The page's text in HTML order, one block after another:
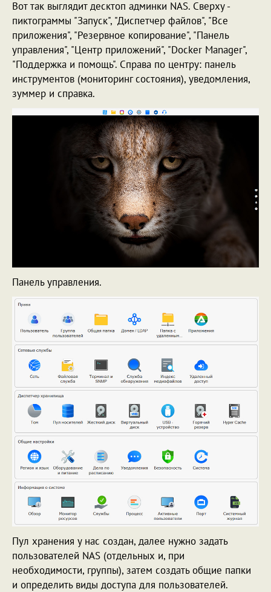
Вот так выглядит десктоп админки NAS. Сверху -
пиктограммы "Запуск", "Диспетчер файлов", "Все
приложения", "Резервное копирование", "Панель
управления", "Центр приложений", "Docker Manager",
"Поддержка и помощь". Справа по центру: панель
инструментов (мониторинг состояния), уведомления,
зуммер и справка.
Панель управления.
Пул хранения у нас создан, далее нужно задать
пользователей NAS (отдельных и, при
необходимости, группы), затем создать общие папки
и определить виды доступа для пользователей.